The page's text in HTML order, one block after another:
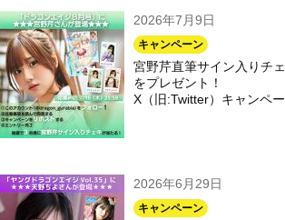
2026年7月9日
キャンペーン
宮野芹直筆サイン入りチ
をプレゼント！
X（旧:Twitter）キャンペ
2026年6月29日
キャンペーン